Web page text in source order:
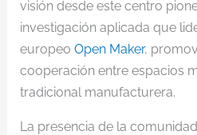
visión desde este centro
investigación aplicada que
europeo Open Maker,
cooperación entre espacios
tradicional manufacturera.
La presencia de la